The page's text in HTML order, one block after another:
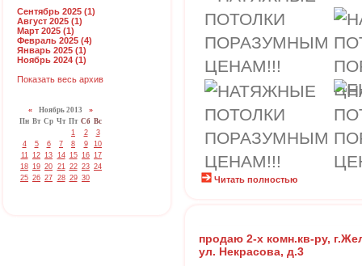
Сентябрь 2025 (1)
Август 2025 (1)
Март 2025 (1)
Февраль 2025 (4)
Январь 2025 (1)
Ноябрь 2024 (1)
Показать весь архив
« Ноябрь 2013 »
Пн Вт Ср Чт Пт Сб Вс
1
2
3
4
5 6 7 8 9
10
11 12 13 14 15 16 17
18 19 20 21 22 23 24
25 26 27 28 29 30 Читать полностью
продаю 2-х комн.кв-ру,
ул. Некрасова, д.3